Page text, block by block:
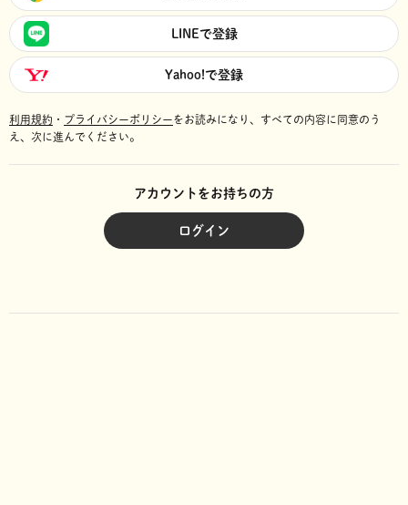
LINEで登録
Yahoo!で登録
利用規約 ・ プライバシーポリシーをお読みになり、 すべての内容に同意のう
え、次に進んでください。
アカウントをお持ちの方
ログイン